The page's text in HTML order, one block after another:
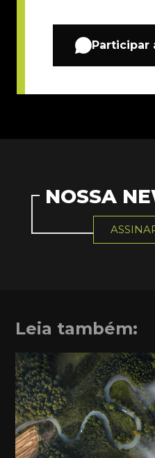
Participar
NOSSA
Leia também: